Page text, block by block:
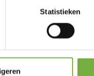
Statistieken